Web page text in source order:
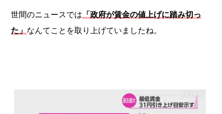
世間のニュースでは 「政府が賃金の値上げに踏み切っ
た」 なんてことを取り上げていましたね。